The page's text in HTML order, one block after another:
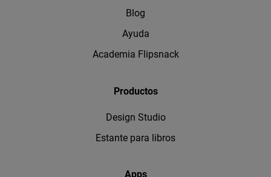
Blog
Ayuda
Academia Flipsnack
Productos
Design Studio
Estante para libros
Apps